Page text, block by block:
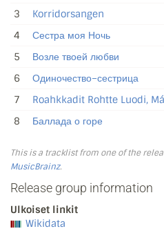
3
Korridorsangen
4
Сестра моя Ночь
5
Возле твоей любви
6
Одиночество–сестрица
7
Roahkkadit Rohtte Luodi,
8
Баллада о горе
This is a tracklist from one of the
MusicBrainz.
Release group information
Ulkoiset linkit
Wikidata